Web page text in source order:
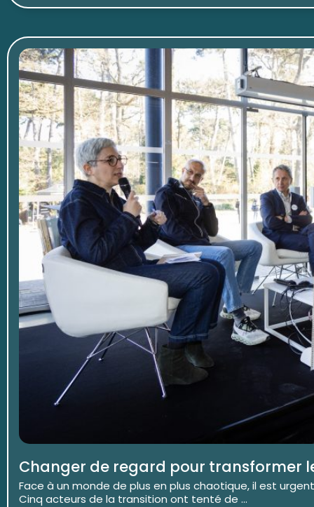
Changer de regard pour transformer
Face à un monde de plus en plus chaotique, il est
Cinq acteurs de la transition ont tenté de ...